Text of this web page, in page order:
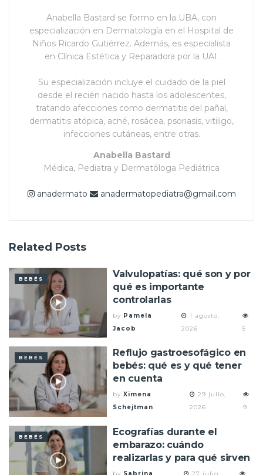
Anabella Bastard se formo en la UBA, con
especialización en Dermatología en el Hospital de
Niños Ricardo Gutiérrez. Además, es especialista
en Clínica Estética y Reparadora por la UAI.
Su especialización incluye el cuidado de la piel
desde el recién nacido hasta los adolescentes,
tratando afecciones como dermatitis del pañal,
dermatitis atópica, acné, rosácea, psoriasis, vitiligo,
infecciones cutáneas, entre otras.
Anabella Bastard
Médica, Pediatra y Dermatóloga Pediátrica
anadermato anadermatopediatra@gmail.com
Related Posts
BEBÉS
Valvulopatías: qué son y por
qué es importante
controlarlas
by Pamela
Jacob
1 agosto,
2026
5
BEBÉS
Reflujo gastroesofágico en
bebés: qué es y qué tener
en cuenta
by Ximena
Schejtman
29 julio,
2026
9
BEBÉS
Ecografías durante el
embarazo: cuándo
realizarlas y para qué sirven
by Sabrina
27 julio,